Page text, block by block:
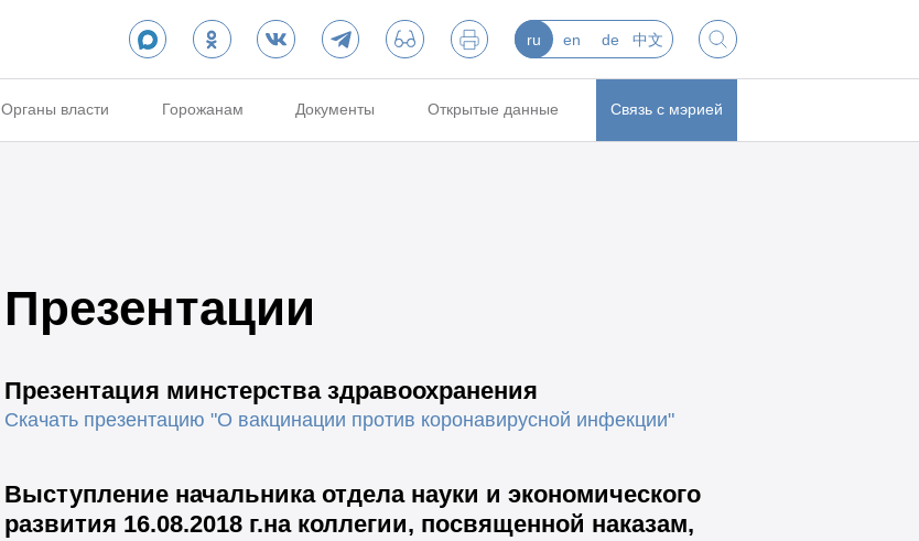
ru en de 中文
Органы власти Горожанам Документы Открытые данные Связь с мэрией
Презентации
Презентация минстерства здравоохранения
Скачать презентацию "О вакцинации против коронавирусной инфекции"
Выступление начальника отдела науки и экономического
развития 16.08.2018 г.на коллегии, посвященной наказам,